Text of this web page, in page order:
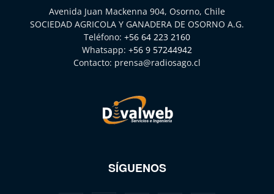
Avenida Juan Mackenna 904, Osorno, Chile
SOCIEDAD AGRICOLA Y GANADERA DE OSORNO A.G.
Teléfono: +56 64 223 2160
Whatsapp: +56 9 57244942
Contacto: prensa@radiosago.cl
SÍGUENOS